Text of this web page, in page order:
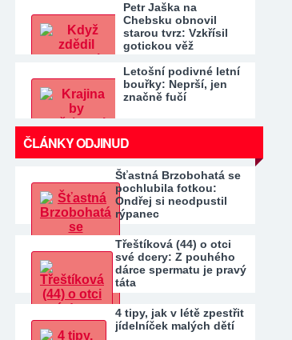
Petr Jaška na
Chebsku obnovil
starou tvrz: Vzkřísil
gotickou věž
Letošní podivné letní
bouřky: Neprší, jen
značně fučí
ČLÁNKY ODJINUD
Šťastná Brzobohatá se
pochlubila fotkou:
Ondřej si neodpustil
rýpanec
Třeštíková (44) o otci
své dcery: Z pouhého
dárce spermatu je pravý
táta
4 tipy, jak v létě zpestřit
jídelníček malých dětí